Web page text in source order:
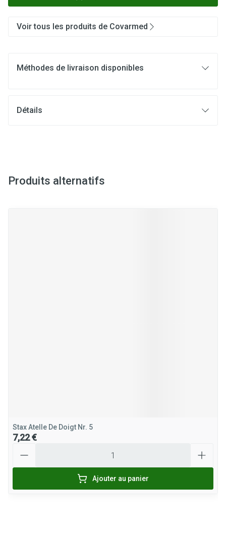
Voir tous les produits de Covarmed
Méthodes de livraison disponibles
Détails
Produits alternatifs
Stax Atelle De Doigt Nr. 5
7,22 €
Ajouter au panier